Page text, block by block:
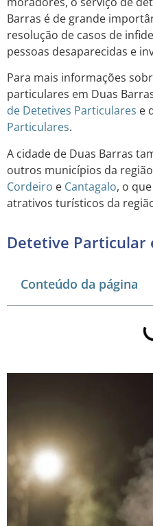
Barras é de grande
resolução de casos de
pessoas desaparecidas e
Para mais informações
particulares em Duas
de Detetives Particulares e
Particulares.
A cidade de Duas Barras
outros municípios da
Cordeiro e Cantagalo, o
atrativos turísticos da
Detetive Particular
Conteúdo da página